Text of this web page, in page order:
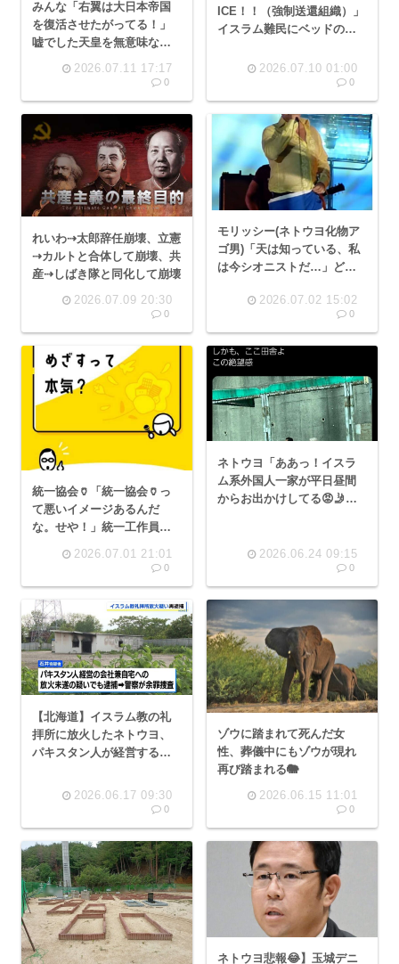
みんな「右翼は大日本帝国
を復活させたがってる！」
嘘でした天皇を無意味な存
在にして統一協会🏺宗教国
2026.07.11 17:17
0
ICE！！（強制送還組織）」
イスラム難民にベッドの上
2026.07.10 01:00
0
れいわ⇢太郎辞任崩壊、立憲
⇢カルトと合体して崩壊、共
産⇢しばき隊と同化して崩壊
2026.07.09 20:30
0
モリッシー(ネトウヨ化物ア
ゴ男)「天は知っている、私
は今シオニストだ…」どう
2026.07.02 15:02
0
統一協会🏺「統一協会🏺っ
て悪いイメージあるんだ
な。せや！」統一工作員
は統一協会！」
2026.07.01 21:01
0
ネトウヨ「ああっ！イスラ
ム系外国人一家が平日昼間
からお出かけしてる😡🤳パ
2026.06.24 09:15
0
【北海道】イスラム教の礼
拝所に放火したネトウヨ、
パキスタン人が経営する会
しまくっていた！😱
2026.06.17 09:30
0
ゾウに踏まれて死んだ女
性、葬儀中にもゾウが現れ
再び踏まれる🐘
2026.06.15 11:01
0
ネトウヨ悲報😂】玉城デニ